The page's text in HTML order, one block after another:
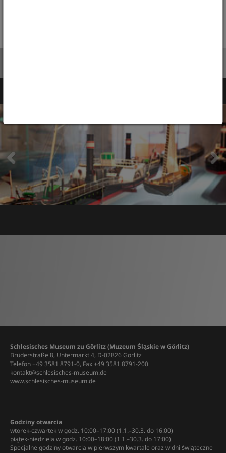
Schlesisches Museum zu Görlitz (Muzeum Śląskie w Görlitz)
Brüderstraße 8, Untermarkt 4, D-02826 Görlitz
Telefon +49 3581 8791-0, Fax +49 3581 8791-200
kontakt@schlesisches-museum.de
www.schlesisches-museum.de
Godziny otwarcia
wtorek-czwartek w godz. 10:00–17:00 (1.1.–30.3. do 16:00)
piątek-niedziela w godz. 10:00–18:00 (1.1.–30.3. do 17:00)
Specjalne godziny otwarcia w pierwszym kwartale oraz w dni świąteczne